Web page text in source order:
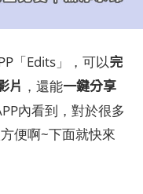
「Edits」，可以完
片 ，還能一鍵分享
內看到，對於很多
便啊~下面就快來